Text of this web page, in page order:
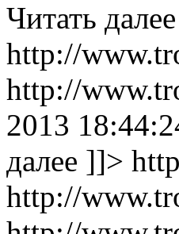
Читать
http://
http://
2013
далее ]]>
http://